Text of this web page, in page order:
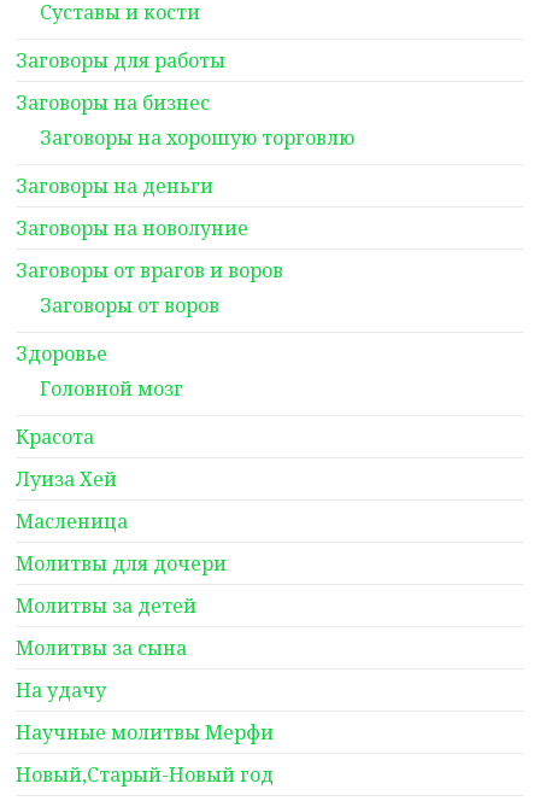
Суставы и кости
Заговоры для работы
Заговоры на бизнес
Заговоры на хорошую торговлю
Заговоры на деньги
Заговоры на новолуние
Заговоры от врагов и воров
Заговоры от воров
Здоровье
Головной мозг
Красота
Луиза Хей
Масленица
Молитвы для дочери
Молитвы за детей
Молитвы за сына
На удачу
Научные молитвы Мерфи
Новый,Старый-Новый год